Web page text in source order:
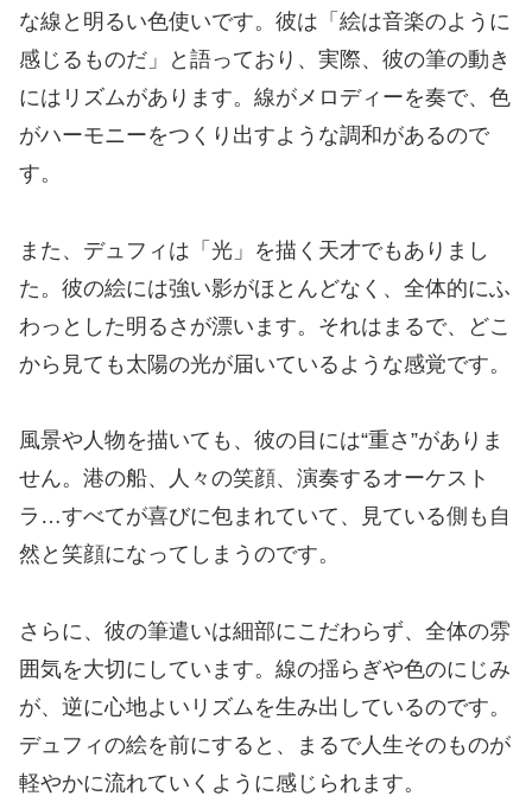
な線と明るい色使いです。彼は「絵は音楽のように
感じるものだ」と語っており、実際、彼の筆の動き
にはリズムがあります。線がメロディーを奏で、色
がハーモニーをつくり出すような調和があるので
す。
また、デュフィは「光」を描く天才でもありまし
た。彼の絵には強い影がほとんどなく、全体的にふ
わっとした明るさが漂います。それはまるで、どこ
から見ても太陽の光が届いているような感覚です。
風景や人物を描いても、彼の目には“重さ”がありま
せん。港の船、人々の笑顔、演奏するオーケスト
ラ…すべてが喜びに包まれていて、見ている側も自
然と笑顔になってしまうのです。
さらに、彼の筆遣いは細部にこだわらず、全体の雰
囲気を大切にしています。線の揺らぎや色のにじみ
が、逆に心地よいリズムを生み出しているのです。
デュフィの絵を前にすると、まるで人生そのものが
軽やかに流れていくように感じられます。